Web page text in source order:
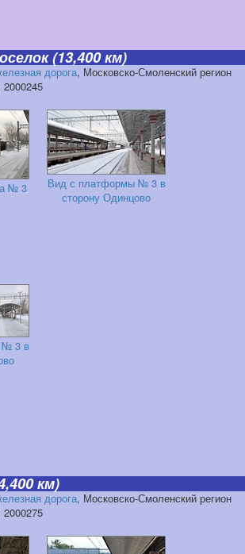
(13,400 км)
дорога, Московско-Смоленский регион
№ 3
Вид с платформы № 3 в
сторону Одинцово
№ 3 в
км)
дорога, Московско-Смоленский регион